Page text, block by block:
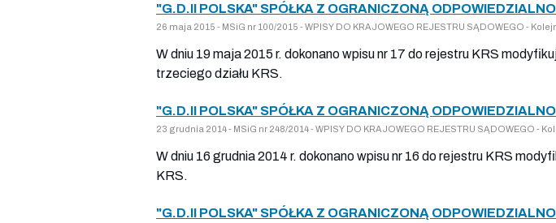
"G.D.II POLSKA" SPÓŁKA Z OGRANICZONĄ
26 maja 2015 - MSiG nr 100/2015 - WPISY DO KRAJOWEGO REJESTRU SĄDOWEGO -
W dniu 19 maja 2015 r. dokonano wpisu nr 17 do rejestru KRS
trzeciego działu KRS.
"G.D.II POLSKA" SPÓŁKA Z OGRANICZONĄ
23 grudnia 2014 - MSiG nr 248/2014 - WPISY DO KRAJOWEGO REJESTRU SĄDOWEGO -
W dniu 16 grudnia 2014 r. dokonano wpisu nr 16 do rejestru KRS
KRS.
"G.D.II POLSKA" SPÓŁKA Z OGRANICZONĄ